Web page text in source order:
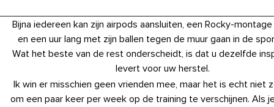
Bijna iedereen kan zijn airpods aansluiten, een Rocky-
en een uur lang met zijn ballen tegen de muur gaan in de
Wat het beste van de rest onderscheidt, is dat u dezelfde
levert voor uw herstel.
Ik win er misschien geen vrienden mee, maar het is echt niet
om een ​​paar keer per week op de training te verschijnen. Als